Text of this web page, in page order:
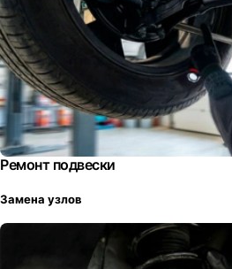
Ремонт подвески
Замена узлов